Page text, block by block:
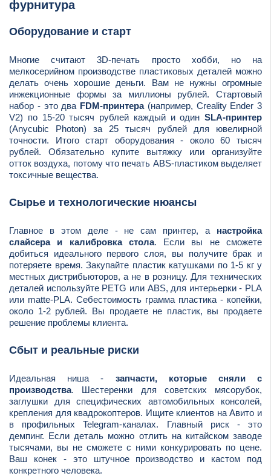
фурнитура
Оборудование и старт
Многие считают 3D-печать просто хобби, но на
мелкосерийном производстве пластиковых деталей можно
делать очень хорошие деньги. Вам не нужны огромные
инжекционные формы за миллионы рублей. Стартовый
набор - это два FDM-принтера(например, Creality Ender 3
V2) по 15-20 тысяч рублей каждый и один SLA-принтер
(Anycubic Photon) за 25 тысяч рублей для ювелирной
точности. Итого старт оборудования - около 60 тысяч
рублей. Обязательно купите вытяжку или организуйте
отток воздуха, потому что печать ABS-пластиком выделяет
токсичные вещества.
Сырье и технологические нюансы
Главное в этом деле - не сам принтер, а настройка
слайсера и калибровка стола. Если вы не сможете
добиться идеального первого слоя, вы получите брак и
потеряете время. Закупайте пластик катушками по 1-5 кг у
местных дистрибьюторов, а не в розницу. Для технических
деталей используйте PETG или ABS, для интерьерки - PLA
или matte-PLA. Себестоимость грамма пластика - копейки,
около 1-2 рублей. Вы продаете не пластик, вы продаете
решение проблемы клиента.
Сбыт и реальные риски
Идеальная ниша - запчасти, которые сняли с
производства. Шестеренки для советских мясорубок,
заглушки для специфических автомобильных консолей,
крепления для квадрокоптеров. Ищите клиентов на Авито и
в профильных Telegram-каналах. Главный риск - это
демпинг. Если деталь можно отлить на китайском заводе
тысячами, вы не сможете с ними конкурировать по цене.
Ваш конек - это штучное производство и кастом под
конкретного человека.